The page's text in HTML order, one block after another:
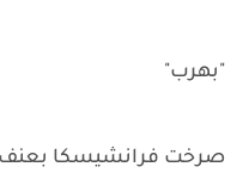
"بهرب"
صرخت فرانشيسكا